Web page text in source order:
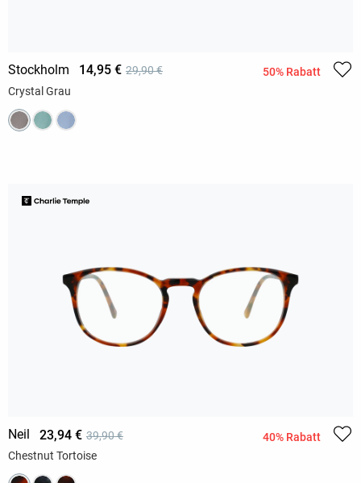
Stockholm 14,95 € 29,90 €
50% Rabatt
Crystal Grau
Neil 23,94 € 39,90 €
40% Rabatt
Chestnut Tortoise